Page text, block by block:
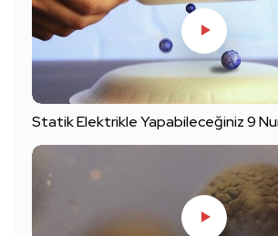
Statik Elektrikle Yapabileceğiniz 9